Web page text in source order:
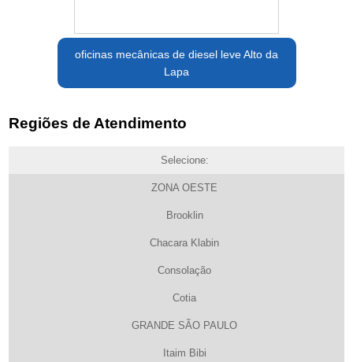
oficinas mecânicas de diesel leve Alto da
Lapa
Regiões de Atendimento
Selecione:
ZONA OESTE
Brooklin
Chacara Klabin
Consolação
Cotia
GRANDE SÃO PAULO
Itaim Bibi